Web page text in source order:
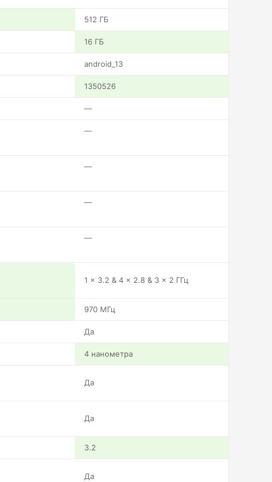
512 ГБ
16 ГБ
android_13
1350526
—
—
—
—
—
1 x 3.2 & 4 x 2.8 & 3 x 2 ГГц
970 МГц
Да
4 нанометра
Да
Да
3.2
Да